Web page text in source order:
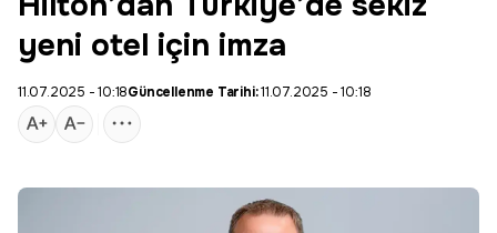
yeni otel için imza
11.07.2025 - 10:18Güncellenme Tarihi:11.07.2025 - 10:18